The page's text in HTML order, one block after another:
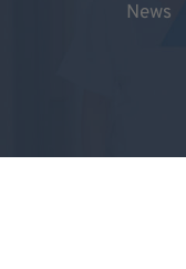
News